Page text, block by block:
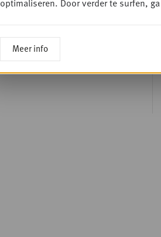
optimaliseren. Door verder te surfen,
Meer info